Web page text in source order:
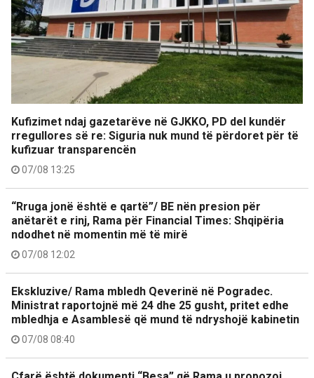
Kufizimet ndaj gazetarëve në GJKKO, PD del kundër
rregullores së re: Siguria nuk mund të përdoret për të
kufizuar transparencën
07/08 13:25
“Rruga jonë është e qartë”/ BE nën presion për
anëtarët e rinj, Rama për Financial Times: Shqipëria
ndodhet në momentin më të mirë
07/08 12:02
Ekskluzive/ Rama mbledh Qeverinë në Pogradec.
Ministrat raportojnë më 24 dhe 25 gusht, pritet edhe
mbledhja e Asamblesë që mund të ndryshojë kabinetin
07/08 08:40